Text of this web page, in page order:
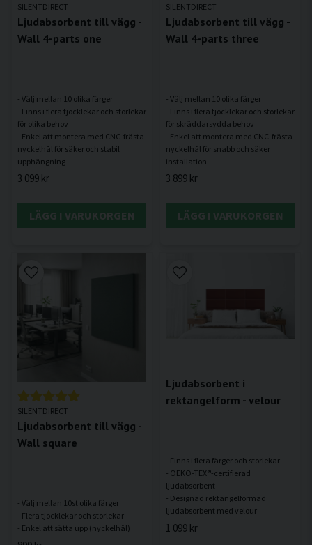
SILENTDIRECT
Ljudabsorbent till vägg -
Wall 4-parts one
- Välj mellan 10 olika färger
- Finns i flera tjocklekar och storlekar
för olika behov
- Enkel att montera med CNC-frästa
nyckelhål för säker och stabil
3 099 kr
LÄGG I VARUKORGEN
SILENTDIRECT
Ljudabsorbent till vägg -
Wall 4-parts three
- Välj mellan 10 olika färger
- Finns i flera tjocklekar och storlekar
för skräddarsydda behov
- Enkel att montera med CNC-frästa
nyckelhål för snabb och säker
3 899 kr
LÄGG I VARUKORGEN
SILENTDIRECT
Ljudabsorbent till vägg -
Wall square
- Välj mellan 10st olika färger
- Flera tjocklekar och storlekar
Ljudabsorbent i
rektangelform - velour
- Finns i flera färger och storlekar
- OEKO-TEX®-certifierad
ljudabsorbent
- Designad rektangelformad
1 099 kr